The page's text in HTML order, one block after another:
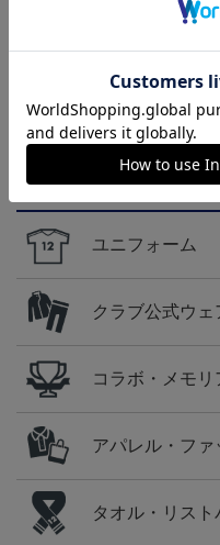
フォーム 半袖
13,970円～20,020円
FC東
タオル
2,500円
カテ
ユニフォーム
クラブ公式ウェ
コラボ・メモ
アパレル・ファ
タオル・リスト